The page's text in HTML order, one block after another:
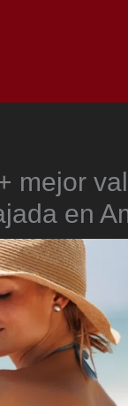
mejor
en